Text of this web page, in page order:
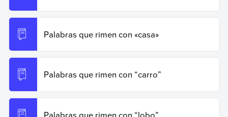
Palabras que rimen con «casa»
Palabras que rimen con “carro”